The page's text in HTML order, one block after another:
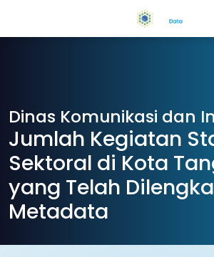
Dinas Komunikasi dan
Jumlah Kegiatan
Sektoral di Kota
yang Telah
Metadata